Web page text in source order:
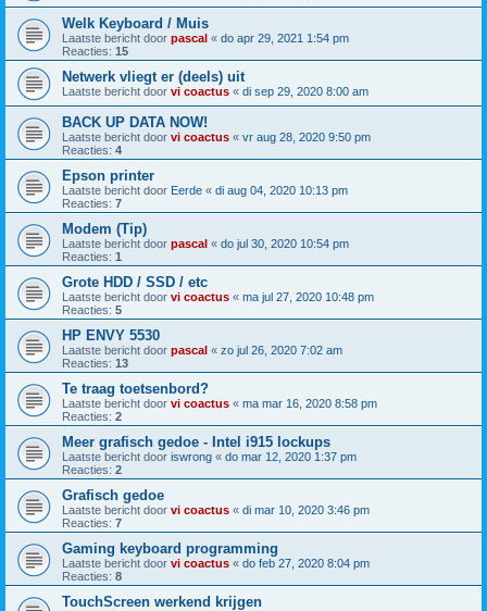
Welk Keyboard / Muis
Laatste bericht door pascal « do apr 29, 2021 1:54 pm
Reacties: 15
Netwerk vliegt er (deels) uit
Laatste bericht door vi coactus « di sep 29, 2020 8:00 am
BACK UP DATA NOW!
Laatste bericht door vi coactus « vr aug 28, 2020 9:50 pm
Reacties: 4
Epson printer
Laatste bericht door Eerde « di aug 04, 2020 10:13 pm
Reacties: 7
Modem (Tip)
Laatste bericht door pascal « do jul 30, 2020 10:54 pm
Reacties: 1
Grote HDD / SSD / etc
Laatste bericht door vi coactus « ma jul 27, 2020 10:48 pm
Reacties: 5
HP ENVY 5530
Laatste bericht door pascal « zo jul 26, 2020 7:02 am
Reacties: 13
Te traag toetsenbord?
Laatste bericht door vi coactus « ma mar 16, 2020 8:58 pm
Reacties: 2
Meer grafisch gedoe - Intel i915 lockups
Laatste bericht door iswrong « do mar 12, 2020 1:37 pm
Reacties: 2
Grafisch gedoe
Laatste bericht door vi coactus « di mar 10, 2020 3:46 pm
Reacties: 7
Gaming keyboard programming
Laatste bericht door vi coactus « do feb 27, 2020 8:04 pm
Reacties: 8
TouchScreen werkend krijgen